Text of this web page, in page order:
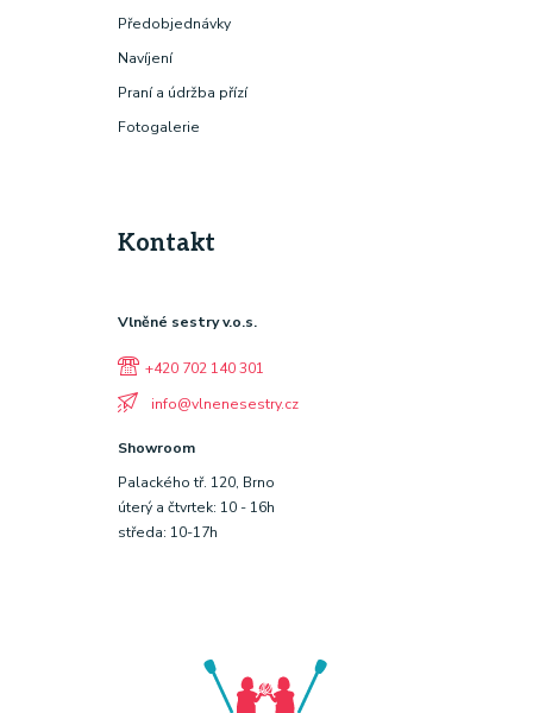
Předobjednávky
Navíjení
Praní a údržba přízí
Fotogalerie
Kontakt
Vlněné sestry v.o.s.
+420 702 140 301
info@vlnenesestry.cz
Showroom
Palackého tř. 120, Brno
úterý a čtvrtek: 10 - 16h
středa: 10-17h